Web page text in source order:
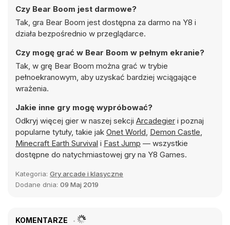
Czy Bear Boom jest darmowe?
Tak, gra Bear Boom jest dostępna za darmo na Y8 i
działa bezpośrednio w przeglądarce.
Czy mogę grać w Bear Boom w pełnym ekranie?
Tak, w grę Bear Boom można grać w trybie
pełnoekranowym, aby uzyskać bardziej wciągające
wrażenia.
Jakie inne gry mogę wypróbować?
Odkryj więcej gier w naszej sekcji Arcadegier i poznaj
popularne tytuły, takie jak Onet World, Demon Castle,
Minecraft Earth Survival i Fast Jump — wszystkie
dostępne do natychmiastowej gry na Y8 Games.
Kategoria: Gry arcade i klasyczne
Dodane dnia: 09 Maj 2019
KOMENTARZE